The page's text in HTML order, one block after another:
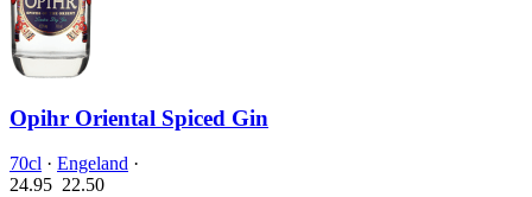
Opihr Oriental Spiced Gin
70cl · Engeland ·
24.95 22.50